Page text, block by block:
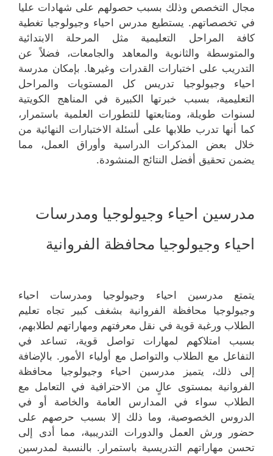
مجال التخصص وذلك بسبب حصولهم على شهادات عليا
في تخصصاتهم. يستطيع مدرس احياء وجيولوجيا تغطية
كافة المراحل التعليمية مثل المرحلة الابتدائية
والمتوسطة والثانوية والمعاهد والجامعات، فضلاً عن
التدريب على اختبارات القدرات وغيرها. بإمكان مدرسة
احياء وجيولوجيا تدريس كل المستويات والمراحل
التعليمية، بسبب خبرتها الكبيرة في المناهج الكويتية
لسنوات طويلة، ومتابعتها للتطورات العلمية باستمرار،
كما أنها تدرب طلابها على أسئلة الاختبارات النهائية من
خلال بعض المذكرات الدراسية وأوراق العمل، مما
يضمن تحقيق أفضل النتائج المنشودة.
مدرسين احياء وجيولوجيا ومدرسات
احياء وجيولوجيا محافظة الفروانية
يتمتع مدرسين احياء وجيولوجيا ومدرسات احياء
وجيولوجيا محافظة الفروانية بشغف كبير تجاه تعليم
الطلاب ورغبة قوية في نقل معرفتهم ومهاراتهم لطلابهم،
بسبب امتلاكهم لمهارات تواصل قوية، تساعد في
التفاعل مع الطلاب والتواصل مع أولياء الأمور. بالإضافة
إلى ذلك، يتميز مدرسين احياء وجيولوجيا محافظة
الفروانية بمستوى عالٍ من الاحترافية في التعامل مع
الطلاب سواء في المدارس العامة والخاصة أو في
الدروس الخصوصية، وما ذلك إلا بسبب حرصهم على
حضور ورش العمل والدورات التدريبية، مما أدى إلى
تحسن مهاراتهم التدريسية باستمرار. بالنسبة لمدرسين